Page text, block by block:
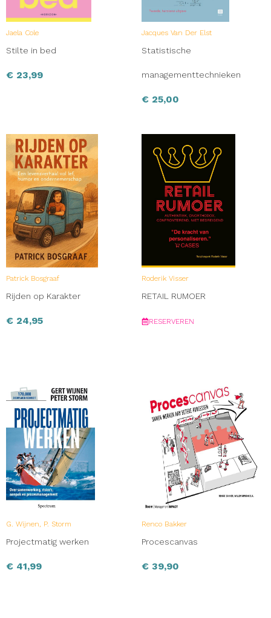
Jaela Cole
Stilte in bed
€ 23,99
Jacques Van Der Elst
Statistische
managementtechnieken
€ 25,00
Patrick Bosgraaf
Rijden op Karakter
€ 24,95
Roderik Visser
RETAIL RUMOER
RESERVEREN
G. Wijnen, P. Storm
Projectmatig werken
€ 41,99
Renco Bakker
Procescanvas
€ 39,90